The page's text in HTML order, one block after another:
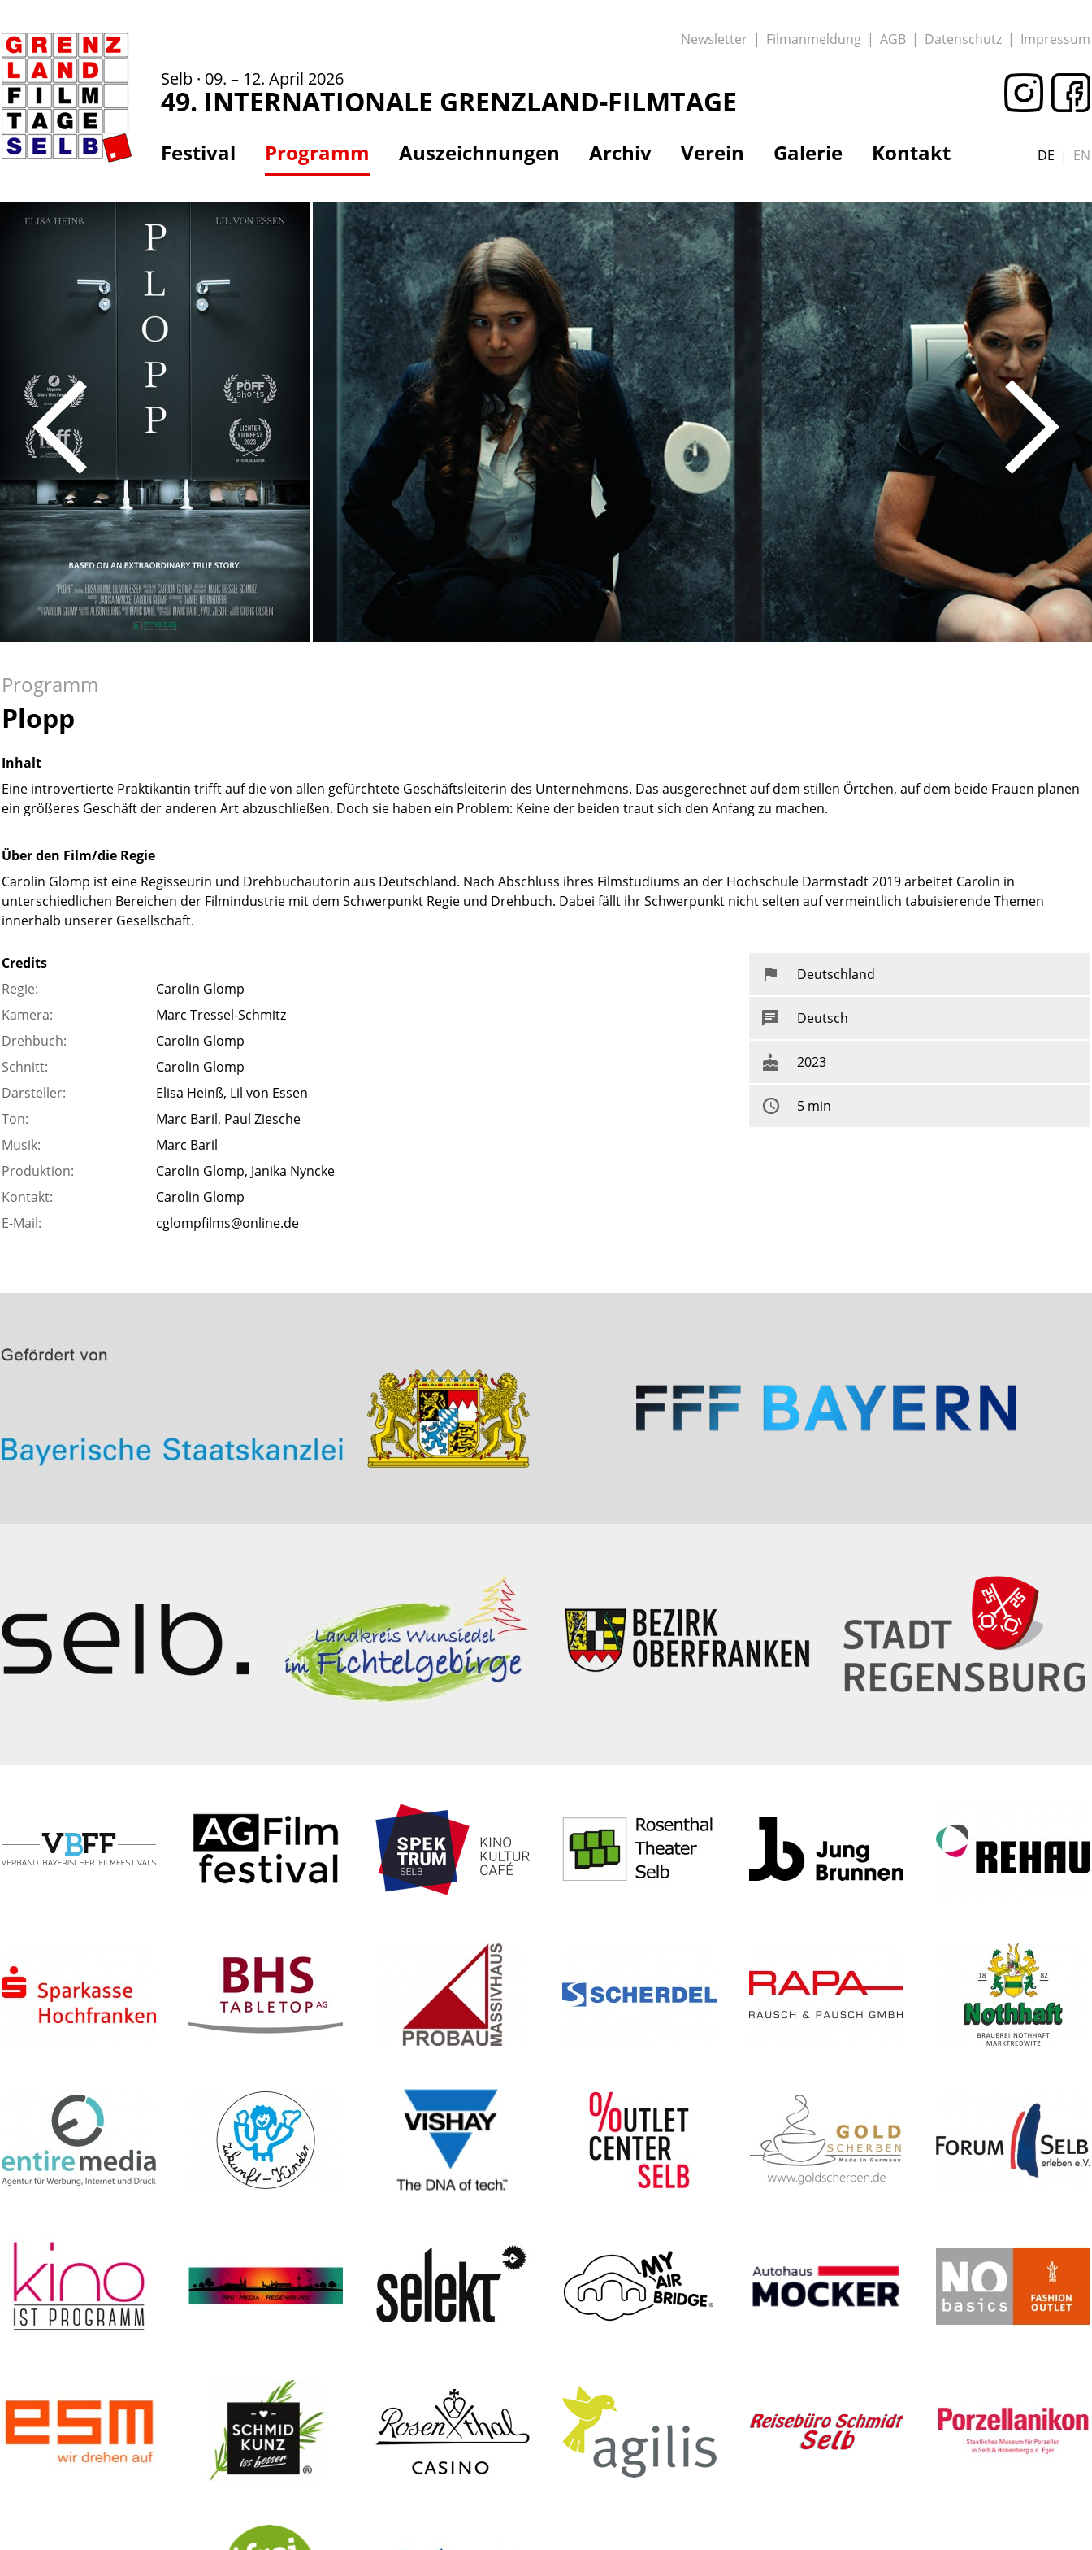
Newsletter Filmanmeldung AGB Datenschutz Impressum
Selb · 09. – 12. April 2026
49. INTERNATIONALE GRENZLAND-FILMTAGE
Festival Programm Auszeichnungen Archiv Verein Galerie Kontakt DE EN
Programm
Plopp
Inhalt
Eine introvertierte Praktikantin trifft auf die von allen gefürchtete Geschäftsleiterin des Unternehmens. Das ausgerechnet auf dem stillen Örtchen, auf dem beide Frauen planen
ein größeres Geschäft der anderen Art abzuschließen. Doch sie haben ein Problem: Keine der beiden traut sich den Anfang zu machen.
Über den Film/die Regie
Carolin Glomp ist eine Regisseurin und Drehbuchautorin aus Deutschland. Nach Abschluss ihres Filmstudiums an der Hochschule Darmstadt 2019 arbeitet Carolin in
unterschiedlichen Bereichen der Filmindustrie mit dem Schwerpunkt Regie und Drehbuch. Dabei fällt ihr Schwerpunkt nicht selten auf vermeintlich tabuisierende Themen
innerhalb unserer Gesellschaft.
Credits
Regie:
Carolin Glomp
Kamera:
Marc Tressel-Schmitz
Drehbuch:
Carolin Glomp
Schnitt:
Carolin Glomp
Darsteller:
Elisa Heinß, Lil von Essen
Ton:
Marc Baril, Paul Ziesche
Musik:
Marc Baril
Produktion:
Carolin Glomp, Janika Nyncke
Kontakt:
Carolin Glomp
E-Mail:
cglompfilms@online.de
Deutschland
Deutsch
2023
5 min